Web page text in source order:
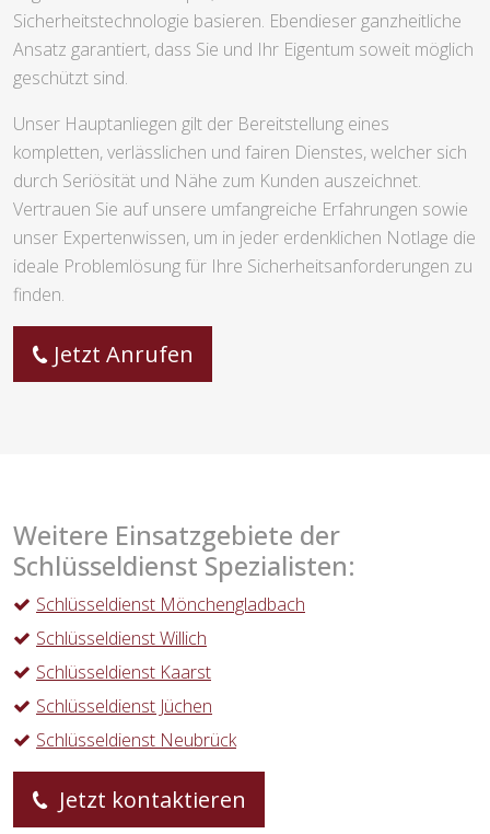
Sicherheitstechnologie basieren. Ebendieser ganzheitliche
Ansatz garantiert, dass Sie und Ihr Eigentum soweit möglich
geschützt sind.
Unser Hauptanliegen gilt der Bereitstellung eines
kompletten, verlässlichen und fairen Dienstes, welcher sich
durch Seriösität und Nähe zum Kunden auszeichnet.
Vertrauen Sie auf unsere umfangreiche Erfahrungen sowie
unser Expertenwissen, um in jeder erdenklichen Notlage die
ideale Problemlösung für Ihre Sicherheitsanforderungen zu
finden.
Jetzt Anrufen
Weitere Einsatzgebiete der
Schlüsseldienst Spezialisten:
Schlüsseldienst Mönchengladbach
Schlüsseldienst Willich
Schlüsseldienst Kaarst
Schlüsseldienst Jüchen
Schlüsseldienst Neubrück
Jetzt kontaktieren